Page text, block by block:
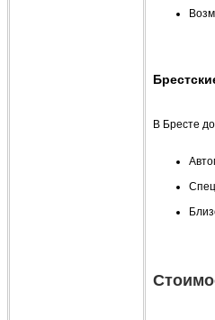
В Бресте